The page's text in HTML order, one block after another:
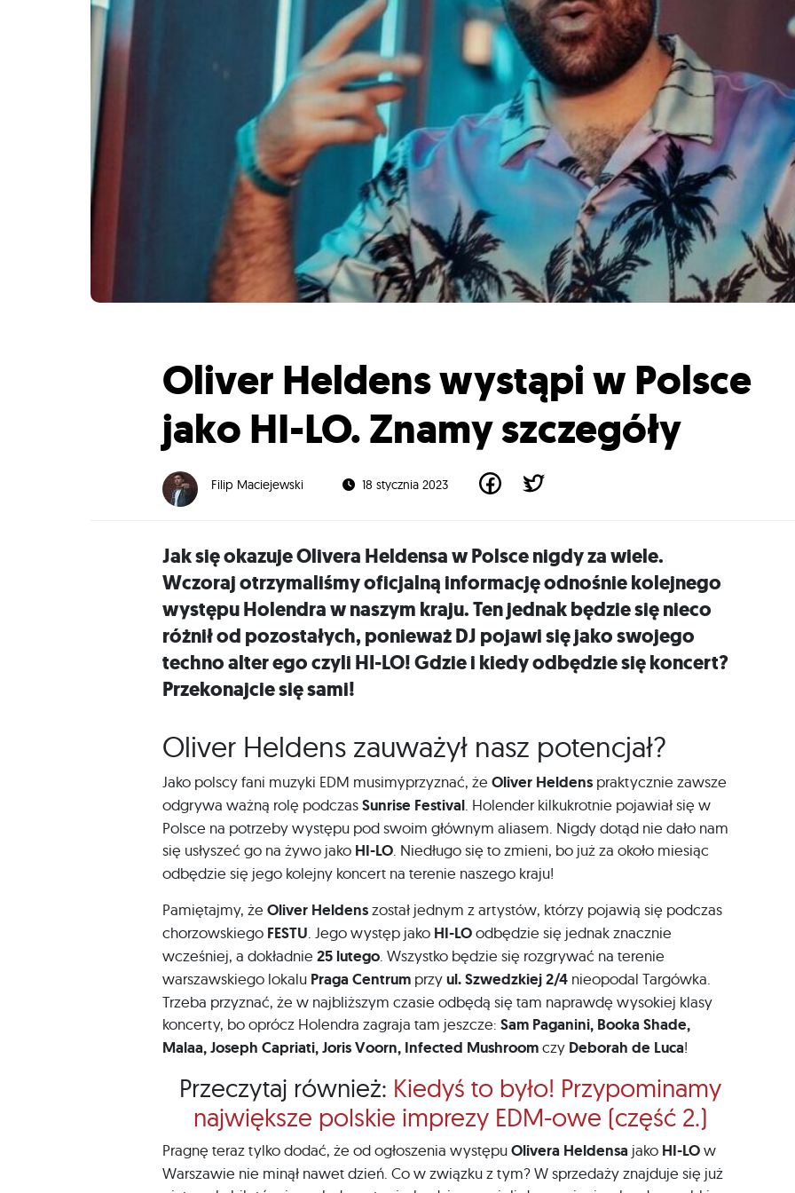
Oliver Heldens wystąpi w Polsce
jako HI-LO. Znamy szczegóły
Filip Maciejewski 18 stycznia 2023
Jak się okazuje Olivera Heldensa w Polsce nigdy za wiele.
Wczoraj otrzymaliśmy oficjalną informację odnośnie kolejnego
występu Holendra w naszym kraju. Ten jednak będzie się nieco
różnił od pozostałych, ponieważ DJ pojawi się jako swojego
techno alter ego czyli HI-LO! Gdzie i kiedy odbędzie się koncert?
Przekonajcie się sami!
Oliver Heldens zauważył nasz potencjał?
Jako polscy fani muzyki EDM musimyprzyznać, że Oliver Heldens praktycznie zawsze
odgrywa ważną rolę podczasSunrise Festival . Holender kilkukrotnie pojawiał się w
Polsce na potrzeby występu pod swoim głównym aliasem. Nigdy dotąd nie dało nam
się usłyszeć go na żywo jako HI-LO . Niedługo się to zmieni, bo już za około miesiąc
odbędzie się jego kolejny koncert na terenie naszego kraju!
Pamiętajmy, że Oliver Heldenszostał jednym z artystów, którzy pojawią się podczas
chorzowskiego FESTU . Jego występ jako HI-LOodbędzie się jednak znacznie
wcześniej, a dokładnie 25 lutego . Wszystko będzie się rozgrywać na terenie
warszawskiego lokalu Praga Centrum przyul. Szwedzkiej 2/4 nieopodal Targówka.
Trzeba przyznać, że w najbliższym czasie odbędą się tam naprawdę wysokiej klasy
koncerty, bo oprócz Holendra zagraja tam jeszcze: Sam Paganini, Booka Shade,
Malaa, Joseph Capriati, Joris Voorn, Infected Mushroomczy Deborah de Luca!
Przeczytaj również: Kiedyś to było! Przypominamy
największe polskie imprezy EDM-owe (część 2.)
Pragnę teraz tylko dodać, że od ogłoszenia występuOlivera Heldensa jako HI-LOw
Warszawie nie minął nawet dzień. Co w związku z tym? W sprzedaży znajduje się już